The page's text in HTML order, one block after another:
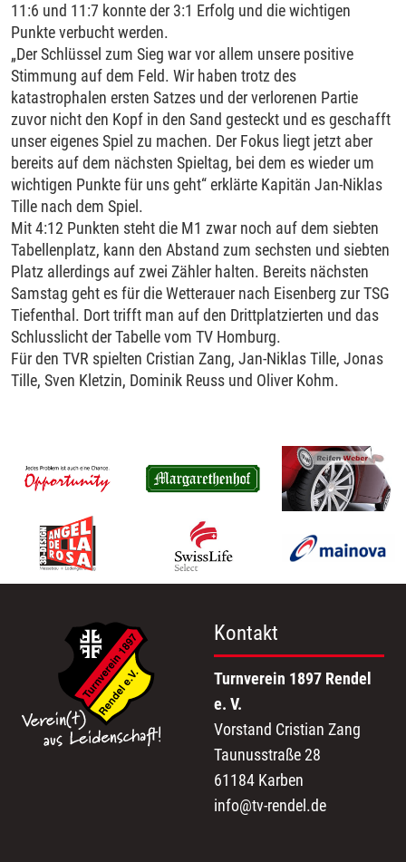
11:6 und 11:7 konnte der 3:1 Erfolg und die wichtigen
Punkte verbucht werden.
„Der Schlüssel zum Sieg war vor allem unsere positive
Stimmung auf dem Feld. Wir haben trotz des
katastrophalen ersten Satzes und der verlorenen Partie
zuvor nicht den Kopf in den Sand gesteckt und es geschafft
unser eigenes Spiel zu machen. Der Fokus liegt jetzt aber
bereits auf dem nächsten Spieltag, bei dem es wieder um
wichtigen Punkte für uns geht“ erklärte Kapitän Jan-Niklas
Tille nach dem Spiel.
Mit 4:12 Punkten steht die M1 zwar noch auf dem siebten
Tabellenplatz, kann den Abstand zum sechsten und siebten
Platz allerdings auf zwei Zähler halten. Bereits nächsten
Samstag geht es für die Wetterauer nach Eisenberg zur TSG
Tiefenthal. Dort trifft man auf den Drittplatzierten und das
Schlusslicht der Tabelle vom TV Homburg.
Für den TVR spielten Cristian Zang, Jan-Niklas Tille, Jonas
Tille, Sven Kletzin, Dominik Reuss und Oliver Kohm.
Kontakt
Turnverein 1897 Rendel
e. V.
Vorstand Cristian Zang
Taunusstraße 28
61184 Karben
info@tv-rendel.de